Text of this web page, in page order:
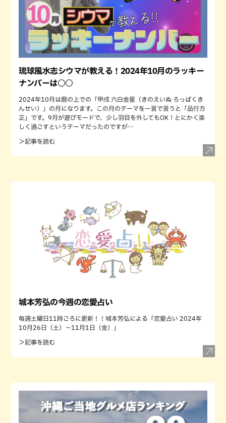
琉球風水志シウマが教える！2024年10月のラッキー
ナンバーは○○
2024年10月は暦の上での「甲戌 六白金星（きのえいぬ ろっぱくき
んせい）」の月になります。この月のテーマを一言で言うと「品行方
正」です。9月が遊びモードで、少し羽目を外してもOK！とにかく楽
しく過ごすというテーマだったのですが…
＞記事を読む
城本芳弘の今週の恋愛占い
毎週土曜日11時ごろに更新！！城本芳弘による「恋愛占い 2024年
10月26日（土）～11月1日（金）」
＞記事を読む